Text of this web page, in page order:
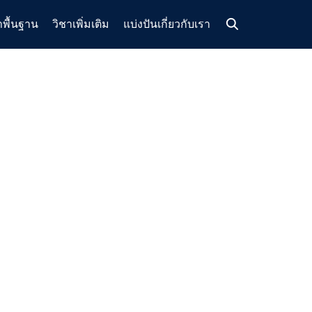
พื้นฐาน วิชาเพิ่มเติม แบ่งปันเกี่ยวกับเรา